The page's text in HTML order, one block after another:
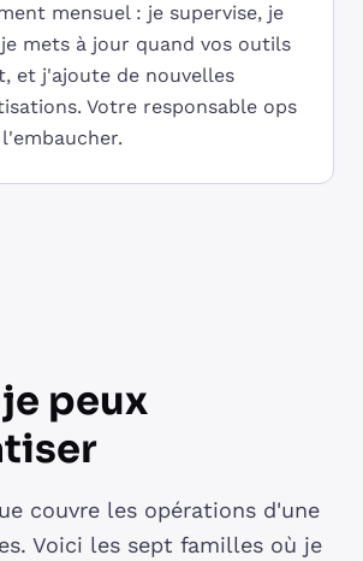
mensuel : je supervise, je
mets à jour quand vos outils
et j'ajoute de nouvelles
Votre responsable ops
peux
couvre les opérations d'une
Voici les sept familles où je